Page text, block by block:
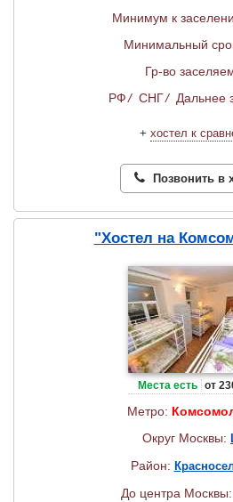
Минимум к
Минимальный
Гр-во
РФ/ СНГ/ Дальнее
+ хостел к
Позвонить в
"Хостел на
Места есть от
Метро:
Округ Москвы:
Район:
До центра